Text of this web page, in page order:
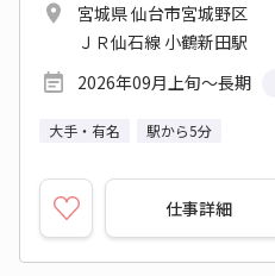
宮城県 仙台市宮城野区
ＪＲ仙石線 小鶴新田駅
2026年09月上旬～長期
大手・有名 駅から5分
仕事詳細